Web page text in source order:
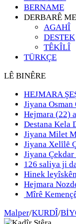
BERNAME
DERBARÊ
AGAHÎ
DESTEK
TÊKÎLÎ
TÜRKÇE
LÊ BINÊRE
HEJMARA
Jiyana
Hejmara (22)
Destana Kela
Jiyana Milet
Jiyana Xelȋlȇ
Jiyana Çekdar
126 saliya ji
Hinek
Hejmara
Mîrê
Malper/KURDÎ/